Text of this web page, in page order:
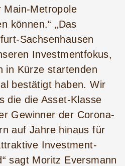
Main-Metropole
können.“ „Das
Sachsenhausen
Investmentfokus,
in Kürze startenden
bestätigt haben. Wir
die die Asset-Klasse
Gewinner der Corona-
auf Jahre hinaus für
Investment-
sagt Moritz Eversmann